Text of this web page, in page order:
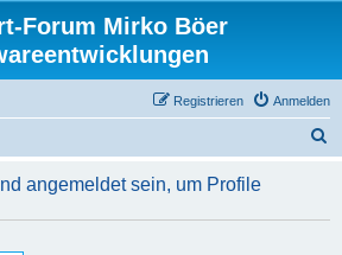
Forum Mirko Böer
Anmelden
Registrieren
h
angemeldet sein, um Profile